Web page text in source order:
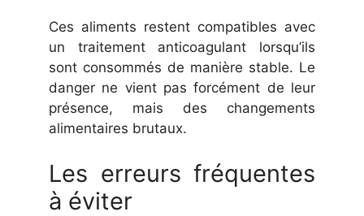
Ces aliments restent compatibles avec
un traitement anticoagulant lorsqu’ils
sont consommés de manière stable. Le
danger ne vient pas forcément de leur
présence, mais des changements
alimentaires brutaux.
Les erreurs fréquentes
à éviter